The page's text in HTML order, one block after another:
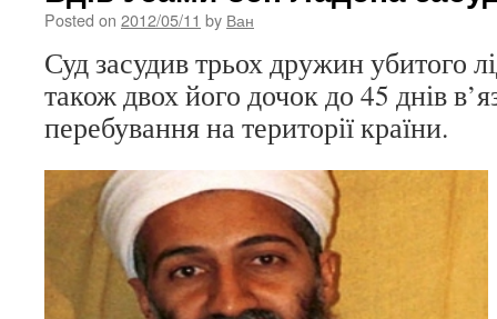
Posted on 2012/05/11 by Ван
Суд засудив трьох дружин убитого
також двох його дочок до 45 днів
перебування на території країни.